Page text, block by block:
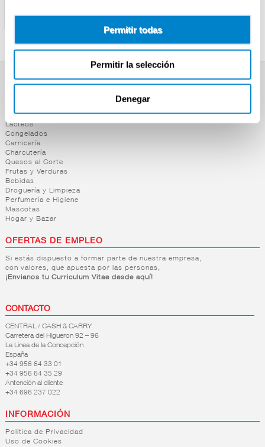
Permitir todas
Permitir la selección
Denegar
TARRADELLAS
RIKISSSIMO 405G
Desayuno y Merienda
Lácteos
Congelados
Carnicería
Charcutería
Quesos al Corte
Frutas y Verduras
Bebidas
Droguería y Limpieza
Perfumería e Higiene
Mascotas
Hogar y Bazar
OFERTAS DE EMPLEO
Si estás dispuesto a formar parte de nuestra empresa,
con valores, que apuesta por las personas,
¡Envianos tu Curriculum Vitae desde aquí!
CONTACTO
CENTRAL / CASH & CARRY
Carretera del Higueron 92 – 96
La Linea de la Concepción
España
+34 956 64 33 01
+34 956 64 35 29
Antención al cliente
+34 696 237 022
INFORMACIÓN
Política de Privacidad
Uso de Cookies